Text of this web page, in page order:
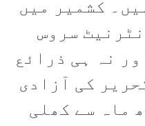
کشمیر میں
سروس
نہ ہی ذرائع
کی آزادی
ماہ سے کھلی